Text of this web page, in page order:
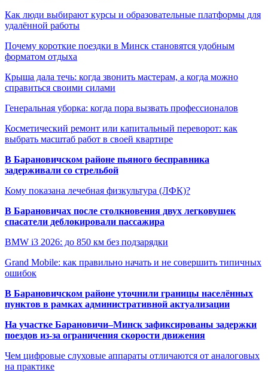
Как люди выбирают курсы и образовательные платформы для
удалённой работы
Почему короткие поездки в Минск становятся удобным
форматом отдыха
Крыша дала течь: когда звонить мастерам, а когда можно
справиться своими силами
Генеральная уборка: когда пора вызвать профессионалов
Косметический ремонт или капитальный переворот: как
выбрать масштаб работ в своей квартире
В Барановичском районе пьяного бесправника
задерживали со стрельбой
Кому показана лечебная физкультура (ЛФК)?
В Барановичах после столкновения двух легковушек
спасатели деблокировали пассажира
BMW i3 2026: до 850 км без подзарядки
Grand Mobile: как правильно начать и не совершить типичных
ошибок
В Барановичском районе уточнили границы населённых
пунктов в рамках административной актуализации
На участке Барановичи–Минск зафиксированы задержки
поездов из-за ограничения скорости движения
Чем цифровые слуховые аппараты отличаются от аналоговых
на практике